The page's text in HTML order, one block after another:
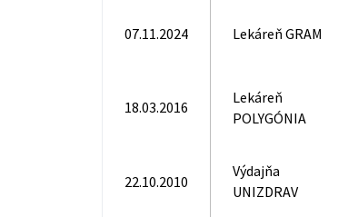
07.11.2024 Lekáreň GRAM
18.03.2016
Lekáreň
POLYGÓNIA
22.10.2010
Výdajňa
UNIZDRAV